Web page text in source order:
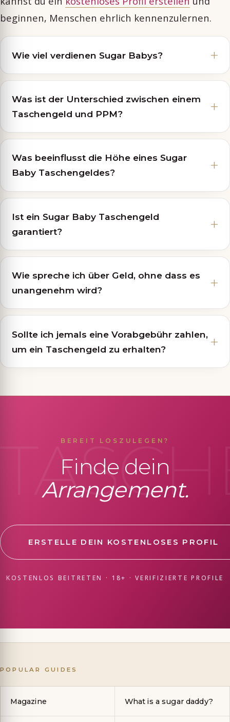
beginnen, Menschen ehrlich kennenzulernen.
Wie viel verdienen Sugar Babys?
Was ist der Unterschied zwischen einem
Taschengeld und PPM?
Was beeinflusst die Höhe eines Sugar
Baby Taschengeldes?
Ist ein Sugar Baby Taschengeld
garantiert?
Wie spreche ich über Geld, ohne dass es
unangenehm wird?
Sollte ich jemals eine Vorabgebühr zahlen,
um ein Taschengeld zu erhalten?
BEREIT LOSZULEGEN?
Finde dein
Arrangement.
ERSTELLE DEIN KOSTENLOSES PROFIL
KOSTENLOS BEITRETEN · 18+ · VERIFIZIERTE PROFILE
POPULAR GUIDES
Magazine What is a sugar daddy?